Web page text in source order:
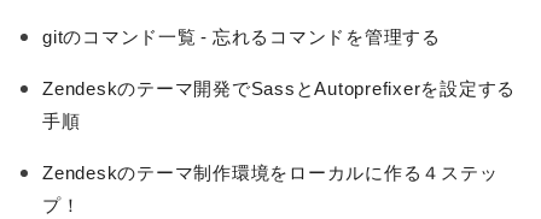
gitのコマンド一覧 - 忘れるコマンドを管理する
Zendeskのテーマ開発でSassとAutoprefixerを設定する
手順
Zendeskのテーマ制作環境をローカルに作る４ステッ
プ！